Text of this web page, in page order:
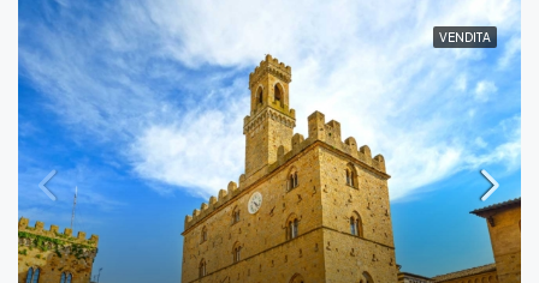
VENDITA